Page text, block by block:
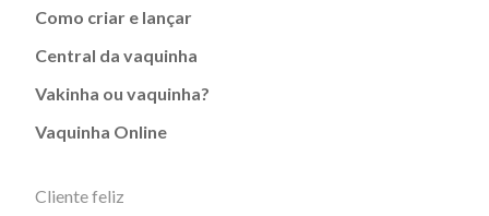
Como criar e lançar
Central da vaquinha
Vakinha ou vaquinha?
Vaquinha Online
Cliente feliz